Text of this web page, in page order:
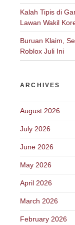
Kalah Tipis di
Lawan Wakil
Buruan Klaim,
Roblox Juli Ini
ARCHIVES
August 2026
July 2026
June 2026
May 2026
April 2026
March 2026
February 2026